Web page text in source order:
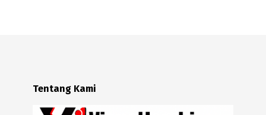
Tentang Kami